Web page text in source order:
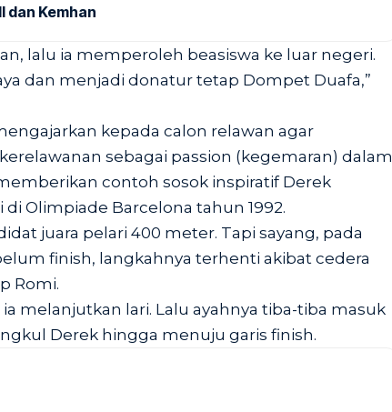
dan Kemhan
lalu ia memperoleh beasiswa ke luar negeri.
dan menjadi donatur tetap Dompet Duafa,”
kepada calon relawan agar
sebagai passion (kegemaran) dalam
contoh sosok inspiratif Derek
Olimpiade Barcelona tahun 1992.
juara pelari 400 meter. Tapi sayang, pada
finish, langkahnya terhenti akibat cedera
Romi.
melanjutkan lari. Lalu ayahnya tiba-tiba masuk
Derek hingga menuju garis finish.